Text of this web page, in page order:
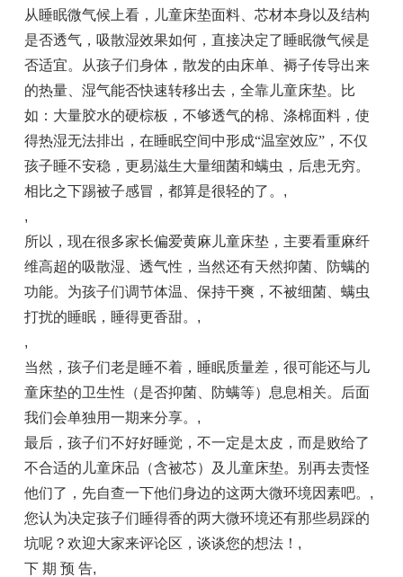
从睡眠微气候上看，儿童床垫面料、芯材本身以及结构
是否透气，吸散湿效果如何，直接决定了睡眠微气候是
否适宜。从孩子们身体，散发的由床单、褥子传导出来
的热量、湿气能否快速转移出去，全靠儿童床垫。比
如：大量胶水的硬棕板，不够透气的棉、涤棉面料，使
得热湿无法排出，在睡眠空间中形成“温室效应”，不仅
孩子睡不安稳，更易滋生大量细菌和螨虫，后患无穷。
相比之下踢被子感冒，都算是很轻的了。 ,
,
所以，现在很多家长偏爱黄麻儿童床垫，主要看重麻纤
维高超的吸散湿、透气性，当然还有天然抑菌、防螨的
功能。为孩子们调节体温、保持干爽，不被细菌、螨虫
打扰的睡眠，睡得更香甜。 ,
,
当然，孩子们老是睡不着，睡眠质量差，很可能还与儿
童床垫的卫生性（是否抑菌、防螨等）息息相关。后面
我们会单独用一期来分享。 ,
最后，孩子们不好好睡觉，不一定是太皮，而是败给了
不合适的儿童床品（含被芯）及儿童床垫。别再去责怪
他们了，先自查一下他们身边的这两大微环境因素吧。 ,
您认为决定孩子们睡得香的两大微环境还有那些易踩的
坑呢？欢迎大家来评论区，谈谈您的想法！ ,
下 期 预 告,